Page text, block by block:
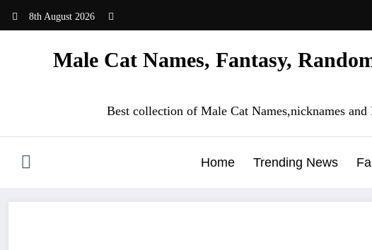
8th August 2026
Male Cat Names, Fantasy,
Best collection of Male Cat Names,nicknames
Home Trending News